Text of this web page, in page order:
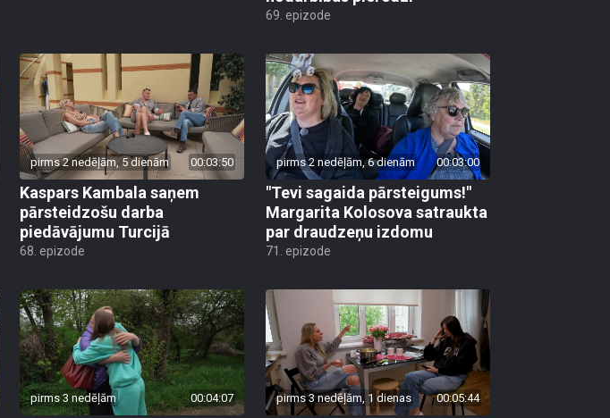
69. epizode
pirms 2 nedēļām, 5 dienām 00:03:50
Kaspars Kambala saņem
pārsteidzošu darba
piedāvājumu Turcijā
68. epizode
pirms 2 nedēļām, 6 dienām 00:03:00
"Tevi sagaida pārsteigums!"
Margarita Kolosova satraukta
par draudzeņu izdomu
71. epizode
pirms 3 nedēļām 00:04:07 pirms 3 nedēļām, 1 dienas 00:05:44